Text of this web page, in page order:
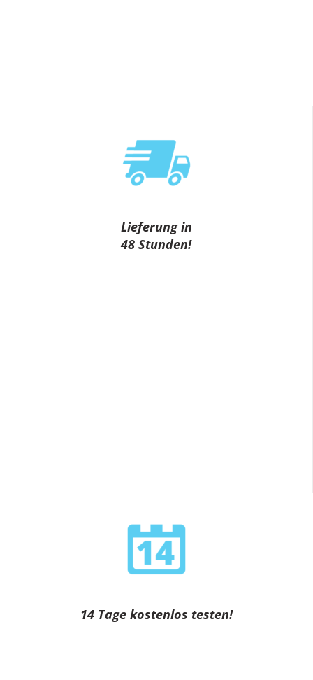
Lieferung in
48 Stunden!
14 Tage kostenlos testen!